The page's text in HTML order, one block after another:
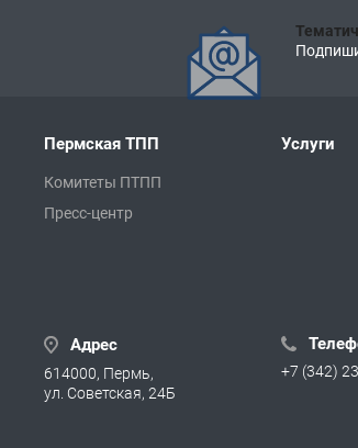
Пермская ТПП
Комитеты ПТПП
Пресс-центр
Услуги
Адрес
614000, Пермь,
ул. Советская, 24Б
+7 (342)